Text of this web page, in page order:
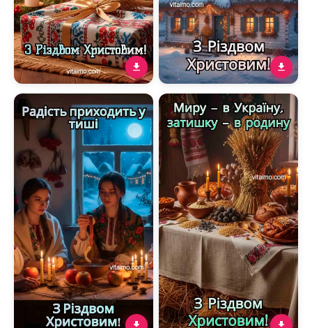
Різдвом Христовим з
дідухом і подарунком у
вишивці
Натхненне різдвяне
привітання з
ангелом‑охоронцем над
рідним домом